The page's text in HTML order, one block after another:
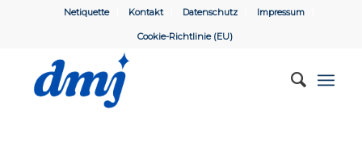
Netiquette Kontakt Datenschutz Impressum
Cookie-Richtlinie (EU)